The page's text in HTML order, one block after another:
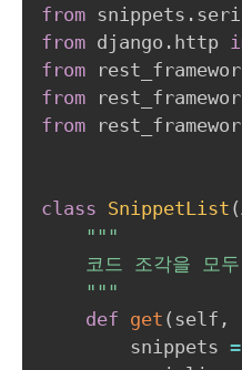
from snippets .
from django . http
from
from
from
class SnippetList (
"""
코드 조각을 모
    """
def get ( self ,
        snippets
=